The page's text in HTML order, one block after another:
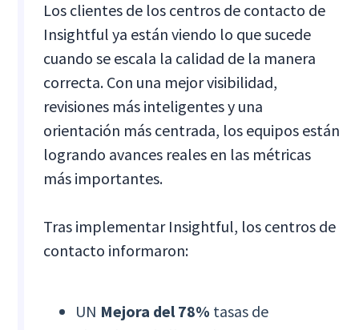
Los clientes de los centros de contacto de
Insightful ya están viendo lo que sucede
cuando se escala la calidad de la manera
correcta. Con una mejor visibilidad,
revisiones más inteligentes y una
orientación más centrada, los equipos están
logrando avances reales en las métricas
más importantes.
Tras implementar Insightful, los centros de
contacto informaron:
UN Mejora del 78% tasas de